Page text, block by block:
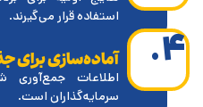
استفاده قرار می‌گیرند.
۴. آماده‌سازی برای
اطلاعات جمع‌آوری
سرمایه‌گذاران است.